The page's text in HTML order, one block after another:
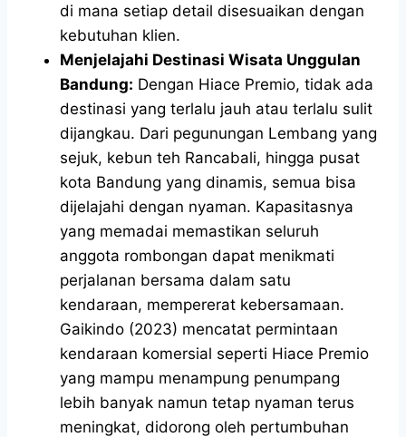
di mana setiap detail disesuaikan dengan
kebutuhan klien.
Menjelajahi Destinasi Wisata Unggulan
Bandung: Dengan Hiace Premio, tidak ada
destinasi yang terlalu jauh atau terlalu sulit
dijangkau. Dari pegunungan Lembang yang
sejuk, kebun teh Rancabali, hingga pusat
kota Bandung yang dinamis, semua bisa
dijelajahi dengan nyaman. Kapasitasnya
yang memadai memastikan seluruh
anggota rombongan dapat menikmati
perjalanan bersama dalam satu
kendaraan, mempererat kebersamaan.
Gaikindo (2023) mencatat permintaan
kendaraan komersial seperti Hiace Premio
yang mampu menampung penumpang
lebih banyak namun tetap nyaman terus
meningkat, didorong oleh pertumbuhan